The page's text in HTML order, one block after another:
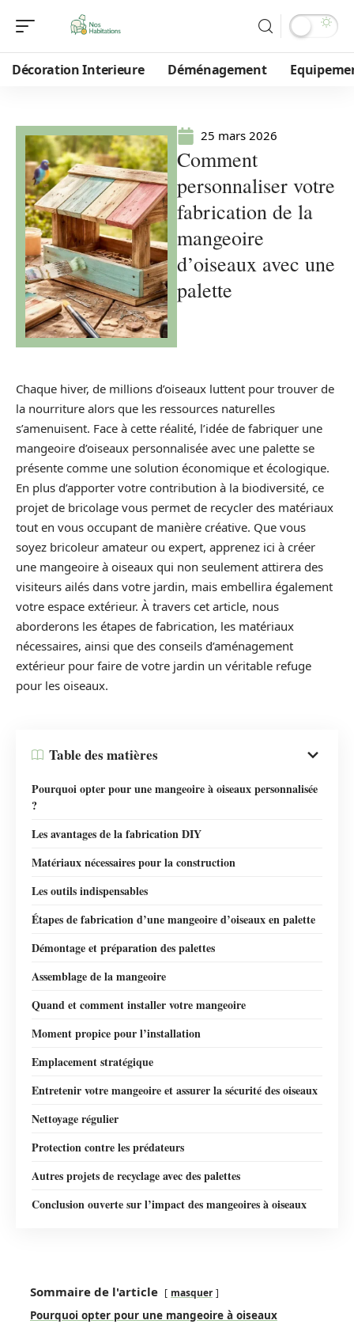
Décoration Interieure Déménagement
25 mars 2026
Comment
personnaliser votre
fabrication de la
mangeoire
d’oiseaux avec une
palette
Chaque hiver, de millions d’oiseaux luttent pour trouver de
la nourriture alors que les ressources naturelles
s’amenuisent. Face à cette réalité, l’idée de fabriquer une
mangeoire d’oiseaux personnalisée avec une palette se
présente comme une solution économique et écologique.
En plus d’apporter votre contribution à la biodiversité, ce
projet de bricolage vous permet de recycler des matériaux
tout en vous occupant de manière créative. Que vous
soyez bricoleur amateur ou expert, apprenez ici à créer
une mangeoire à oiseaux qui non seulement attirera des
visiteurs ailés dans votre jardin, mais embellira également
votre espace extérieur. À travers cet article, nous
aborderons les étapes de fabrication, les matériaux
nécessaires, ainsi que des conseils d’aménagement
extérieur pour faire de votre jardin un véritable refuge
pour les oiseaux.
Table des matières
Pourquoi opter pour une mangeoire à oiseaux personnalisée
?
Les avantages de la fabrication DIY
Matériaux nécessaires pour la construction
Les outils indispensables
Étapes de fabrication d’une mangeoire d’oiseaux en palette
Démontage et préparation des palettes
Assemblage de la mangeoire
Quand et comment installer votre mangeoire
Moment propice pour l’installation
Emplacement stratégique
Entretenir votre mangeoire et assurer la sécurité des oiseaux
Nettoyage régulier
Protection contre les prédateurs
Autres projets de recyclage avec des palettes
Conclusion ouverte sur l’impact des mangeoires à oiseaux
Sommaire de l'article masquer
Pourquoi opter pour une mangeoire à oiseaux